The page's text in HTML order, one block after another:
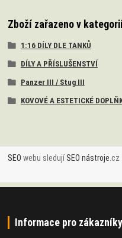
Zboží zařazeno v
1:16 DÍLY DLE TANKŮ
DÍLY A PŘÍSLUŠENSTVÍ
Panzer III / Stug III
KOVOVÉ A ESTETICKÉ
SEO webu sledujíSEO nástroje .cz
Informace pro zákazníky